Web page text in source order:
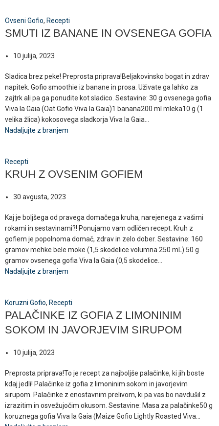
Ovseni Gofio, Recepti
SMUTI IZ BANANE IN OVSENEGA GOFIA
10 julija, 2023
Sladica brez peke! Preprosta priprava!Beljakovinsko bogat in zdrav
napitek. Gofio smoothie iz banane in prosa. Uživate ga lahko za
zajtrk ali pa ga ponudite kot sladico. Sestavine: 30 g ovsenega gofia
Viva la Gaia (Oat Gofio Viva la Gaia)1 banana200 ml mleka10 g (1
velika žlica) kokosovega sladkorja Viva la Gaia...
Nadaljujte z branjem
Recepti
KRUH Z OVSENIM GOFIEM
30 avgusta, 2023
Kaj je boljšega od pravega domačega kruha, narejenega z vašimi
rokami in sestavinami?! Ponujamo vam odličen recept. Kruh z
gofiem je popolnoma domač, zdrav in zelo dober. Sestavine: 160
gramov mehke bele moke (1,5 skodelice volumna 250 mL) 50 g
gramov ovsenega gofia Viva la Gaia (0,5 skodelice...
Nadaljujte z branjem
Koruzni Gofio, Recepti
PALAČINKE IZ GOFIA Z LIMONINIM
SOKOM IN JAVORJEVIM SIRUPOM
10 julija, 2023
Preprosta priprava!To je recept za najboljše palačinke, ki jih boste
kdaj jedli! Palačinke iz gofia z limoninim sokom in javorjevim
sirupom. Palačinke z enostavnim prelivom, ki pa vas bo navdušil z
izrazitim in osvežujočim okusom. Sestavine: Masa za palačinke50 g
koruznega gofia Viva la Gaia (Maize Gofio Lightly Roasted Viva...